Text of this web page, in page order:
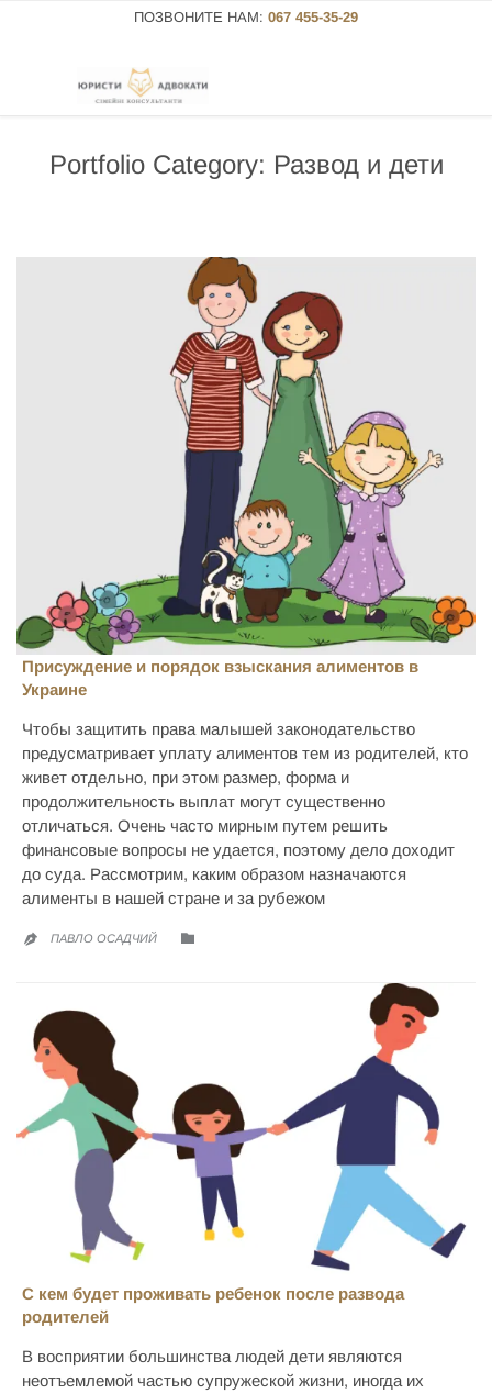
ПОЗВОНИТЕ НАМ: 067 455-35-29
Portfolio Category: Развод и дети
Присуждение и порядок взыскания алиментов в
Украине
Чтобы защитить права малышей законодательство
предусматривает уплату алиментов тем из родителей, кто
живет отдельно, при этом размер, форма и
продолжительность выплат могут существенно
отличаться. Очень часто мирным путем решить
финансовые вопросы не удается, поэтому дело доходит
до суда. Рассмотрим, каким образом назначаются
алименты в нашей стране и за рубежом
 ПАВЛО ОСАДЧИЙ 
С кем будет проживать ребенок после развода
родителей
В восприятии большинства людей дети являются
неотъемлемой частью супружеской жизни, иногда их